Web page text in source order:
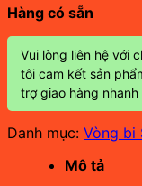
Hàng có sẵn
Vui lòng liên hệ với
tôi cam kết sản
trợ giao hàng
Danh mục: Vòng bi
Mô tả